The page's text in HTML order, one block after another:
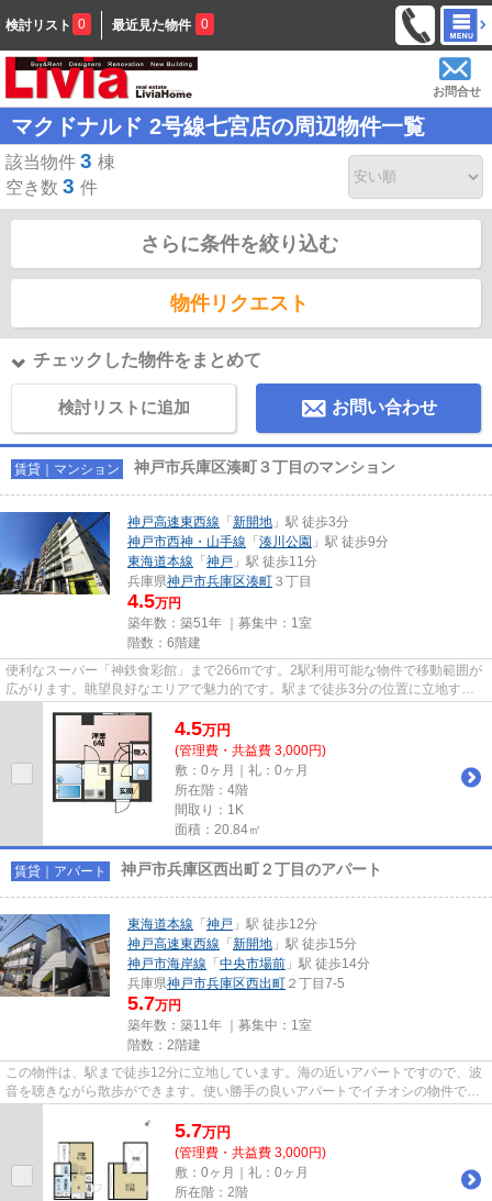
検討リスト 0 最近見た物件 0
お問合せ
マクドナルド 2号線七宮店の周辺物件一覧
該当物件 3 棟
空き数 3 件
さらに条件を絞り込む
物件リクエスト
チェックした物件をまとめて
検討リストに追加 お問い合わせ
賃貸｜マンション 神戸市兵庫区湊町３丁目のマンション
神戸高速東西線 「 新開地 」駅 徒歩3分
神戸市西神・山手線 「 湊川公園 」駅 徒歩9分
東海道本線 「 神戸 」駅 徒歩11分
兵庫県神戸市兵庫区湊町 ３丁目
4.5万円
築年数：築51年 ｜募集中： 1室
階数：6階建
便利なスーパー「神鉄食彩館」まで266mです。2駅利用可能な物件で移動範囲が
広がります。眺望良好なエリアで魅力的です。駅まで徒歩3分の位置に立地す
4.5万円
(管理費・共益費 3,000円)
敷：0ヶ月｜礼：0ヶ月
所在階：4階
間取り：1K
面積：20.84㎡
賃貸｜アパート 神戸市兵庫区西出町２丁目のアパート
東海道本線 「 神戸 」駅 徒歩12分
神戸高速東西線 「 新開地 」駅 徒歩15分
神戸市海岸線 「 中央市場前 」駅 徒歩14分
兵庫県神戸市兵庫区西出町 ２丁目7-5
5.7万円
築年数：築11年 ｜募集中： 1室
階数：2階建
この物件は、駅まで徒歩12分に立地しています。海の近いアパートですので、波
音を聴きながら散歩ができます。使い勝手の良いアパートでイチオシの物件で
5.7万円
(管理費・共益費 3,000円)
敷：0ヶ月｜礼：0ヶ月
所在階：2階